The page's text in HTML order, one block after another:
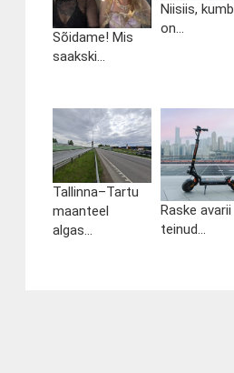
Sõidame! Mis
saakski...
Niisiis, kumb
on...
Tallinna–Tartu
maanteel
algas...
Raske avarii
teinud...